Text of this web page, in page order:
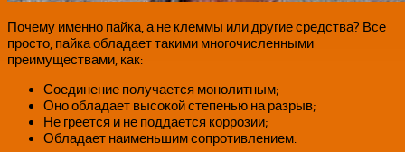
Почему именно пайка, а не клеммы или другие средства? Все
просто, пайка обладает такими многочисленными
преимуществами, как:
Соединение получается монолитным;
Оно обладает высокой степенью на разрыв;
Не греется и не поддается коррозии;
Обладает наименьшим сопротивлением.